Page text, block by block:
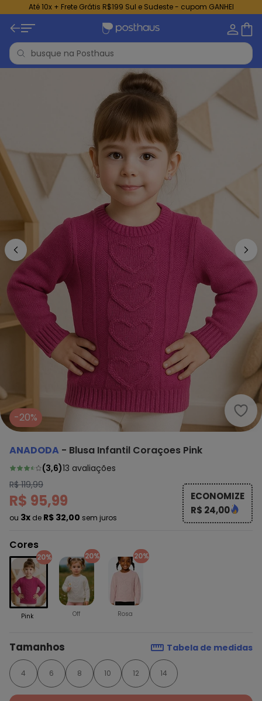
Até 10x + Frete Grátis R$199 Sul e Sudeste - cupom GANHEI
-20%
ANADODA - Blusa Infantil Coraçoes Pink
(3,6)13 avaliações
R$ 119,99
R$ 95,99
ou 3x de R$ 32,00 sem juros
ECONOMIZE
R$ 24,00
Cores
20%
Pink
20%
Off
20%
Rosa
Tamanhos Tabela de medidas
4 6 8 10 12 14